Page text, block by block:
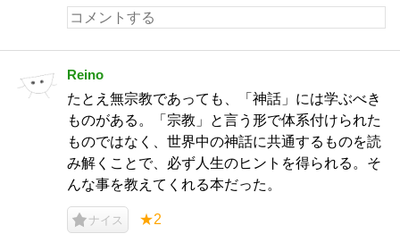
Reino
たとえ無宗教であっても、「神話」には学ぶべき
ものがある。「宗教」と言う形で体系付けられた
ものではなく、世界中の神話に共通するものを読
み解くことで、必ず人生のヒントを得られる。そ
んな事を教えてくれる本だった。
ナイス ★2